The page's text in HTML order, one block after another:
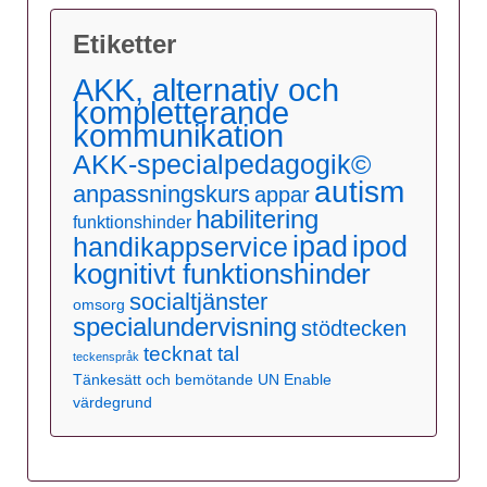
Etiketter
AKK, alternativ och
kompletterande
kommunikation
AKK-specialpedagogik©
anpassningskursappar autism
funktionshinder habilitering
handikappservice ipadipod
kognitivt funktionshinder
omsorg socialtjänster
specialundervisning stödtecken
teckenspråk tecknat tal
Tänkesätt och bemötande UN Enable
värdegrund